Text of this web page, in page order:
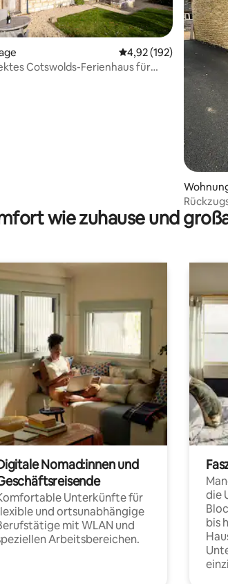
4,98 von 5, 181 Bewertungen
Durchschnittliche
4,92 (192)
Cotswolds-Ferienhaus für
wie zuhause und
Nomad:innen und
Unterkünfte für
und ortsunabhängige
mit WLAN und
Arbeitsbereichen.
die
bis